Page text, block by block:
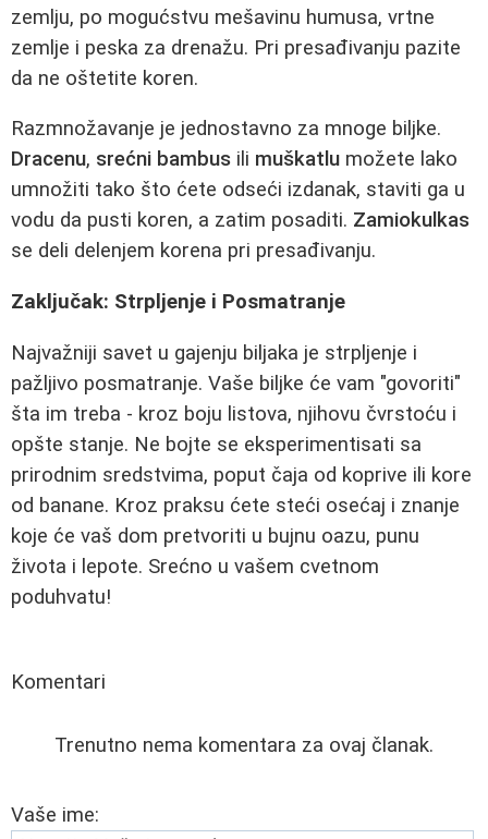
zemlju, po mogućstvu mešavinu humusa, vrtne
zemlje i peska za drenažu. Pri presađivanju pazite
da ne oštetite koren.
Razmnožavanje je jednostavno za mnoge biljke.
Dracenu, srećni bambus ili muškatlu možete lako
umnožiti tako što ćete odseći izdanak, staviti ga u
vodu da pusti koren, a zatim posaditi. Zamiokulkas
se deli delenjem korena pri presađivanju.
Zaključak: Strpljenje i Posmatranje
Najvažniji savet u gajenju biljaka je strpljenje i
pažljivo posmatranje. Vaše biljke će vam "govoriti"
šta im treba - kroz boju listova, njihovu čvrstoću i
opšte stanje. Ne bojte se eksperimentisati sa
prirodnim sredstvima, poput čaja od koprive ili kore
od banane. Kroz praksu ćete steći osećaj i znanje
koje će vaš dom pretvoriti u bujnu oazu, punu
života i lepote. Srećno u vašem cvetnom
poduhvatu!
Komentari
Trenutno nema komentara za ovaj članak.
Vaše ime: